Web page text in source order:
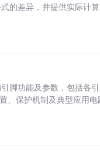
式的差异，并提供实际计
脚功能及参数，包括各
、保护机制及典型应用